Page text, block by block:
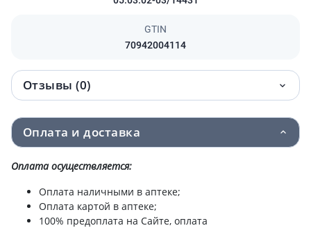
GTIN
70942004114
Отзывы (0)
Оплата и доставка
Оплата осуществляется:
Оплата наличными в аптеке;
Оплата картой в аптеке;
100% предоплата на Сайте, оплата